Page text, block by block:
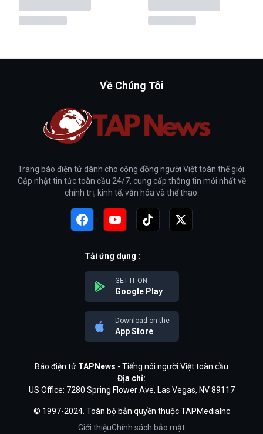
Về Chúng Tôi
Trang báo điện tử dành cho cộng đồng người Việt toàn thế giới.
Cập nhật tin tức toàn cầu 24/7, cung cấp thông tin mới nhất về
chính trị, kinh tế, văn hóa và thể thao.
Tải ứng dụng :
GET IT ON
Google Play
Download on the
App Store
Báo điện tử TAPNews - Tiếng nói người Việt toàn cầu
Địa chỉ:
US Office: 7280 Spring Flower Ave, Las Vegas, NV 89117
© 1997-2024. Toàn bộ bản quyền thuộc TAPMediaInc
Giới thiệuChính sách bảo mật